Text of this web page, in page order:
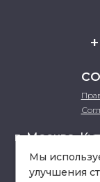
г. Москва,
Мы
улучшения